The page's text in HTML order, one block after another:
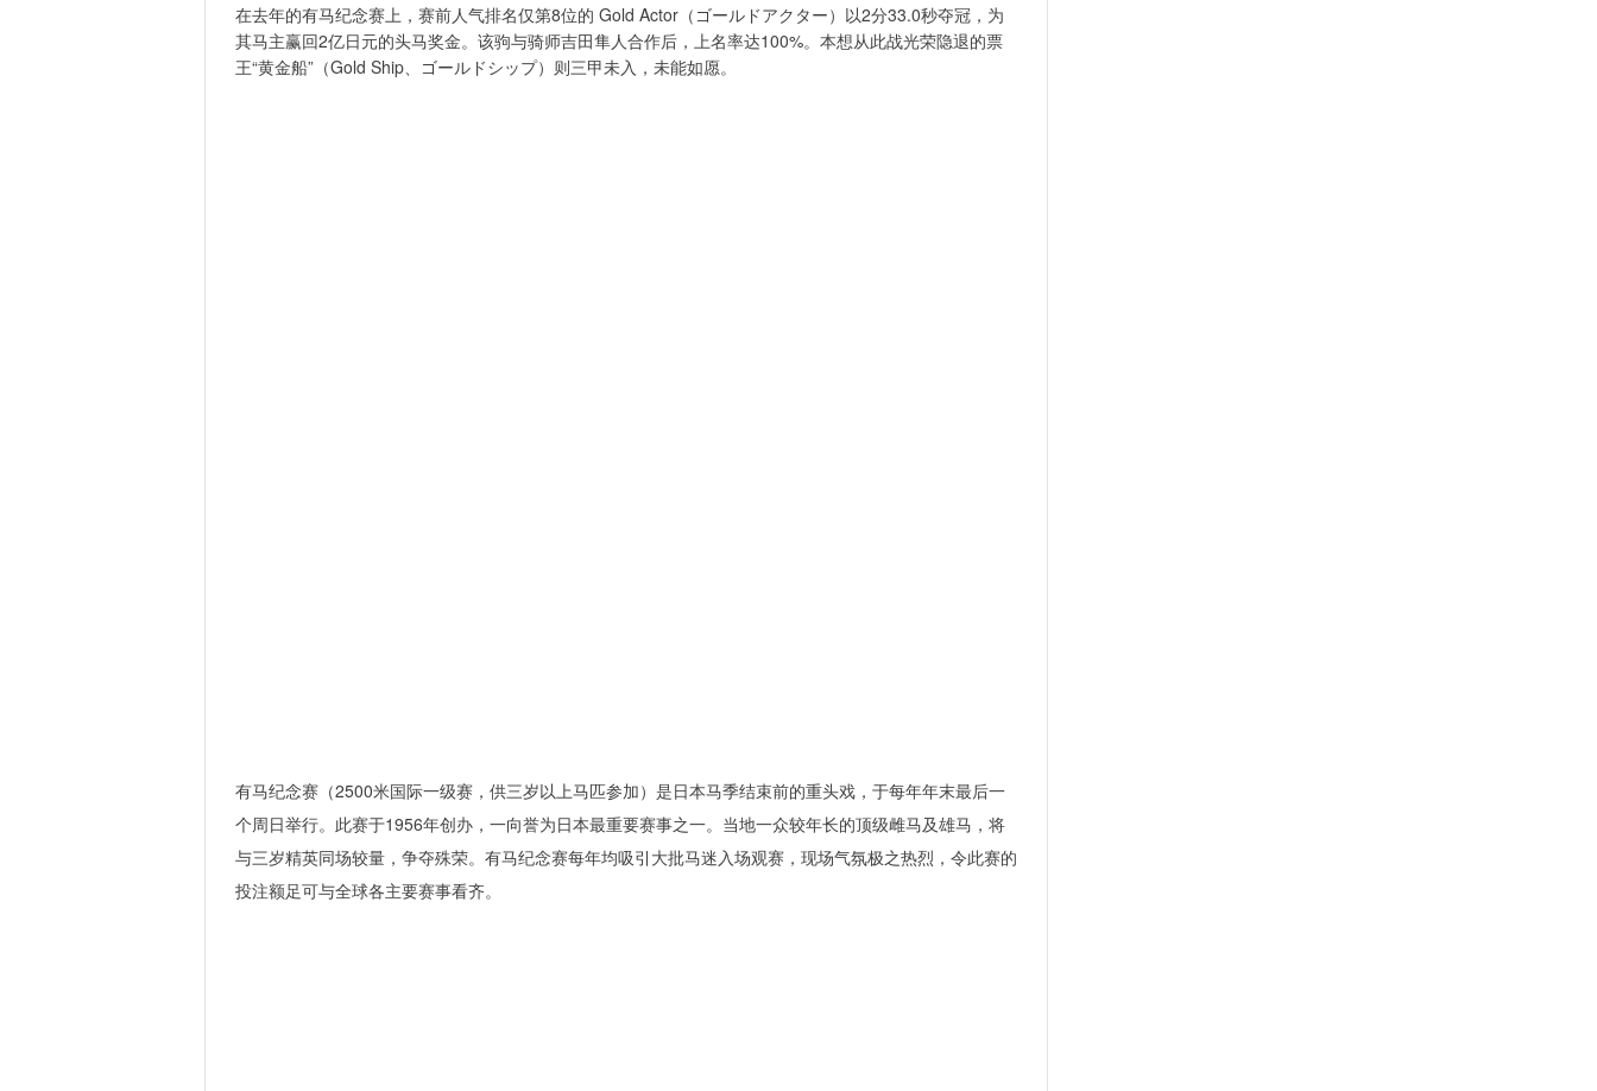
在去年的有马纪念赛上，赛前人气排名仅第8位的 Gold Actor（ゴールドアクター）以2分33.0秒夺冠，为
其马主赢回2亿日元的头马奖金。该驹与骑师吉田隼人合作后，上名率达100%。本想从此战光荣隐退的票
王“黄金船”（Gold Ship、ゴールドシップ）则三甲未入，未能如愿。
有马纪念赛（2500米国际一级赛，供三岁以上马匹参加）是日本马季结束前的重头戏，于每年年末最后一
个周日举行。此赛于1956年创办，一向誉为日本最重要赛事之一。当地一众较年长的顶级雌马及雄马，将
与三岁精英同场较量，争夺殊荣。有马纪念赛每年均吸引大批马迷入场观赛，现场气氛极之热烈，令此赛的
投注额足可与全球各主要赛事看齐。